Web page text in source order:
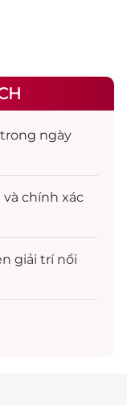
ngày
chính xác
giải trínổi